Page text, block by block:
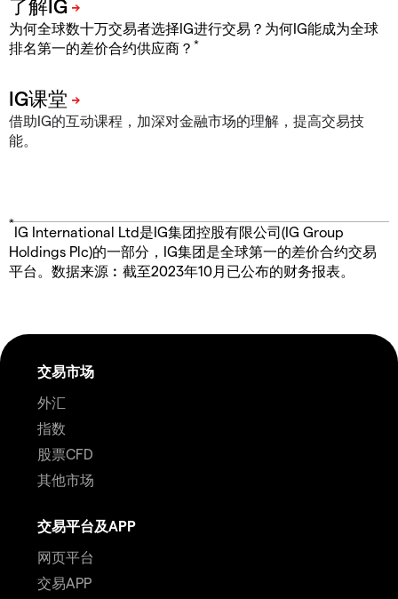
为何全球数十万交易者选择IG进行交易？为何IG能成为全球
排名第一的差价合约供应商？ *
借助IG的互动课程，加深对金融市场的理解，提高交易技
能。
*
IG International Ltd是IG集团控股有限公司(IG Group
Holdings Plc)的一部分，IG集团是全球第一的差价合约交易
平台。数据来源︰截至2023年10月已公布的财务报表。
交易市场
外汇
指数
股票CFD
其他市场
交易平台及APP
网页平台
交易APP